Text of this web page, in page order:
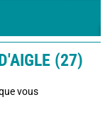
(27)
vous